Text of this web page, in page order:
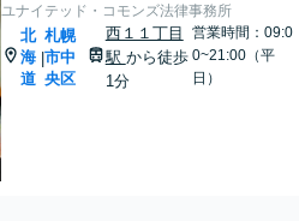
ユナイテッド・コモンズ法律事務所
北
海
道
|
札幌
市中
央区
西１１丁目
駅 から徒歩
1分
営業時間：09:0
0~21:00（平
日）